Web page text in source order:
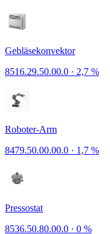
Gebläsekonvektor
8516.29.50.00.0 · 2,7 %
Roboter-Arm
8479.50.00.00.0 · 1,7 %
Pressostat
8536.50.80.00.0 · 0 %